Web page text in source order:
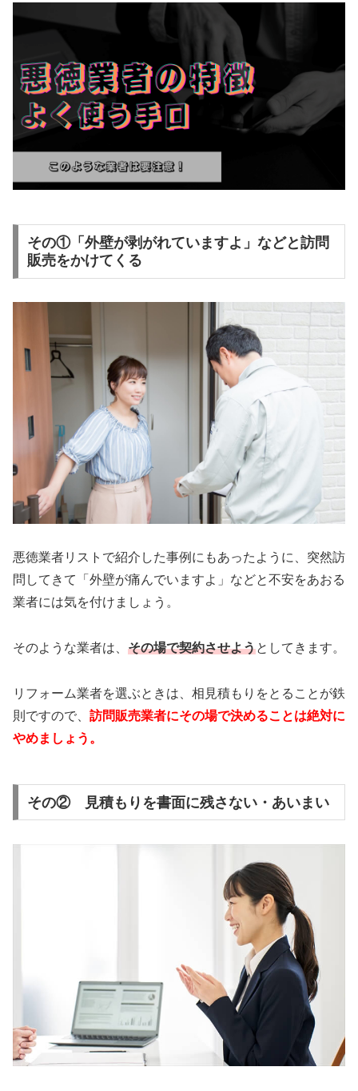
その①「外壁が剥がれていますよ」などと訪問
販売をかけてくる
悪徳業者リストで紹介した事例にもあったように、突然訪
問してきて「外壁が痛んでいますよ」などと不安をあおる
業者には気を付けましょう。
そのような業者は、 その場で契約させようとしてきます。
リフォーム業者を選ぶときは、相見積もりをとることが鉄
則ですので、 訪問販売業者にその場で決めることは絶対に
やめましょう。
その② 見積もりを書面に残さない・あいまい